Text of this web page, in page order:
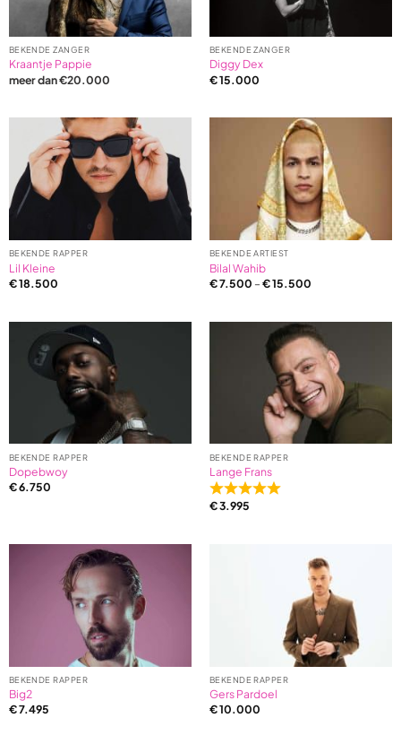
BEKENDE ZANGER
Kraantje Pappie
meer dan €20.000
BEKENDE ZANGER
Diggy Dex
€15.000
BEKENDE RAPPER
Lil Kleine
€18.500
BEKENDE ARTIEST
Bilal Wahib
€7.500 –€15.500
BEKENDE RAPPER
Dopebwoy
€6.750
BEKENDE RAPPER
Lange Frans
Rated
5,0
€3.995
BEKENDE RAPPER
Big2
€7.495
BEKENDE RAPPER
Gers Pardoel
€10.000